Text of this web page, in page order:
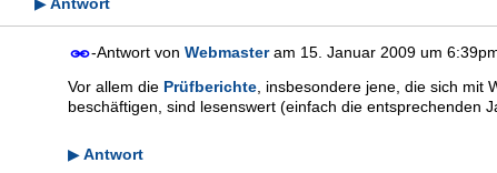
▶
-Antwort von Webmasteram 15. Januar 2009 um
Vor allem die Prüfberichte , insbesondere jene, die sich mit
beschäftigen, sind lesenswert (einfach die entsprechenden
▶ Antwort